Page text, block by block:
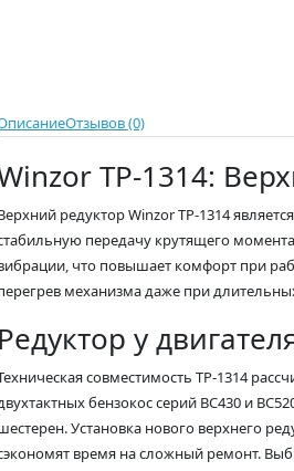
Отзывов (0)
TP-1314:
редуктор Winzor TP-1314
передачу крутящего
что повышает комфорт при
механизма даже при
Редуктор у
совместимость TP-1314
бензокос серий BC430 и
Установка нового верхнего
время на сложный ремонт.